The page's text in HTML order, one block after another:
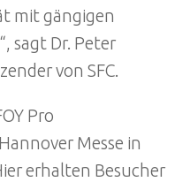
mit gängigen
sagt Dr. Peter
von SFC.
Pro
Messe in
erhalten Besucher